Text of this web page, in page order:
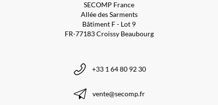
SECOMP France
Allée des Sarments
Bâtiment F - Lot 9
FR-77183 Croissy Beaubourg
+33 1 64 80 92 30
vente@secomp.fr